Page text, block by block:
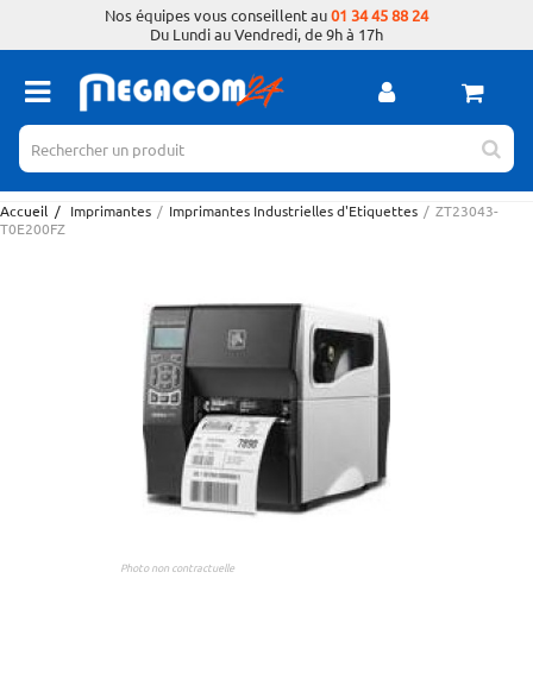
Nos équipes vous conseillent au01 34 45 88 24
Du Lundi au Vendredi, de 9h à 17h
Accueil / Imprimantes / Imprimantes Industrielles d'Etiquettes / ZT23043-
T0E200FZ
Photo non contractuelle